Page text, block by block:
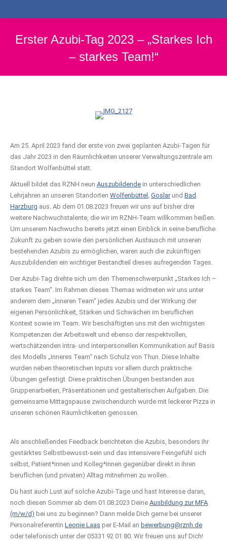
Erster Azubi-Tag 2023 – „Starkes Ich
– starkes Team!“
Am 25. April 2023 fand der erste von zwei geplanten Azubi-Tagen für
das Jahr 2023 in den Räumlichkeiten unserer Verwaltungszentrale am
Standort Wolfenbüttel statt.
Aktuell bildet das RZNH neun Auszubildende in unterschiedlichen
Lehrjahren an unseren Standorten Wolfenbüttel , Goslarund Bad
Harzburg aus. Ab dem 01.08.2023 freuen wir uns auf bisher drei
weitere Nachwuchstalente, die wir im RZNH-Team willkommen heißen.
Um unserem Nachwuchs bereits jetzt einen Einblick in seine berufliche
Zukunft zu geben sowie den persönlichen Austausch mit unseren
bestehenden Azubis zu ermöglichen, waren auch die zukünftigen
Auszubildenden ein wichtiger Bestandteil dieses aufregenden Tages.
Der Azubi-Tag drehte sich um den Themenschwerpunkt „Starkes Ich –
starkes Team“. Im Rahmen dieses Themas widmeten wir uns unter
anderem dem „inneren Team“ jedes Azubis und der Wirkung der
eigenen Persönlichkeit, Stärken und Schwächen im beruflichen
Kontext sowie im Team. Wir beschäftigten uns mit den wichtigsten
Kompetenzen der Arbeitswelt und ebenso der respektvollen,
wertschätzenden intra- und interpersonellen Kommunikation auf Basis
des Modells „Inneres Team“ nach Schulz von Thun. Diese Inhalte
wurden neben theoretischen Inputs vor allem durch praktische
Übungen gefestigt. Diese praktischen Übungen bestanden aus
Gruppenarbeiten, Präsentationen und gestalterischen Aufgaben. Die
gemeinsame Mittagspause zwischendurch wurde mit leckerer Pizza in
unseren schönen Räumlichkeiten genossen.
Als anschließendes Feedback berichteten die Azubis, besonders ihr
gestärktes Selbstbewusst-sein und das intensivere Feingefühl sich
selbst, Patient*innen und Kolleg*innen gegenüber direkt in ihren
beruflichen (und privaten) Alltag mitnehmen zu wollen.
Du hast auch Lust auf solche Azubi-Tage und hast Interesse daran,
noch diesen Sommer ab dem 01.08.2023 Deine Ausbildung zur MFA
(m/w/d) bei uns zu beginnen? Dann melde Dich gerne bei unserer
Personalreferentin Leonie Laas per E-Mail an bewerbung@rznh.de
oder telefonisch unter der 05331 92 01 80. Wir freuen uns auf Dich!